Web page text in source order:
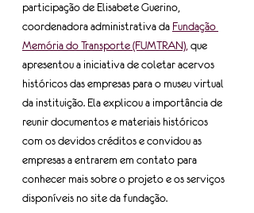
participação de Elisabete Guerino,
coordenadora administrativa da Fundação
Memória do Transporte (FUMTRAN), que
apresentou a iniciativa de coletar acervos
históricos das empresas para o museu virtual
da instituição. Ela explicou a importância de
reunir documentos e materiais históricos
com os devidos créditos e convidou as
empresas a entrarem em contato para
conhecer mais sobre o projeto e os serviços
disponíveis no site da fundação.